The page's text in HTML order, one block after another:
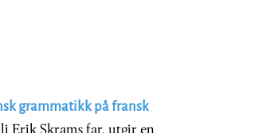
grammatikk på fransk
Erik Skrams far, utgir en